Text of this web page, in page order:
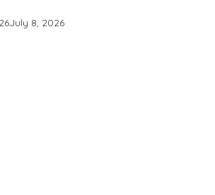
July 8, 2026